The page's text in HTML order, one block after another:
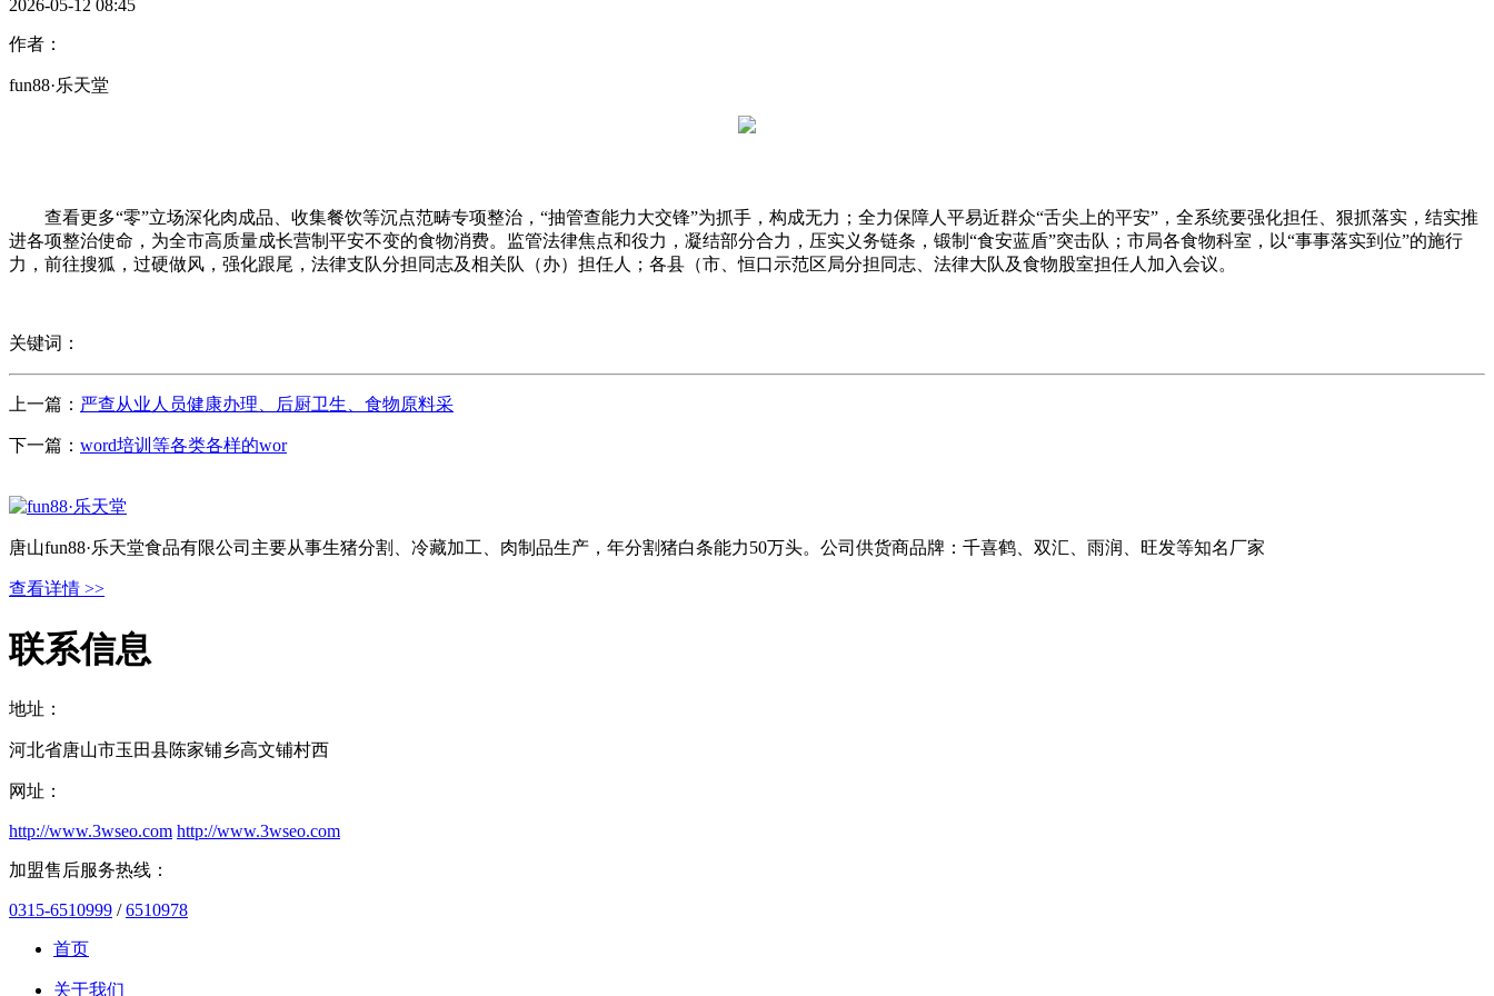
2026-05-12 08:45
作者：
fun88·乐天堂
查看更多“零”立场深化肉成品、收集餐饮等沉点范畴专项整治，“抽管查能力大交锋”为抓手，构成无力；全力保障人平易近群众“舌尖上的平安”，全系统要强化担任、狠抓落实，结实推
进各项整治使命，为全市高质量成长营制平安不变的食物消费。监管法律焦点和役力，凝结部分合力，压实义务链条，锻制“食安蓝盾”突击队；市局各食物科室，以“事事落实到位”的施行
力，前往搜狐，过硬做风，强化跟尾，法律支队分担同志及相关队（办）担任人；各县（市、恒口示范区局分担同志、法律大队及食物股室担任人加入会议。
关键词：
上一篇： 严查从业人员健康办理、后厨卫生、食物原料采
下一篇： word培训等各类各样的wor
唐山fun88·乐天堂食品有限公司主要从事生猪分割、冷藏加工、肉制品生产，年分割猪白条能力50万头。公司供货商品牌：千喜鹤、双汇、雨润、旺发等知名厂家
查看详情 >>
联系信息
地址：
河北省唐山市玉田县陈家铺乡高文铺村西
网址：
http://www.3wseo.com http://www.3wseo.com
加盟售后服务热线：
0315-6510999 /6510978
首页
关于我们